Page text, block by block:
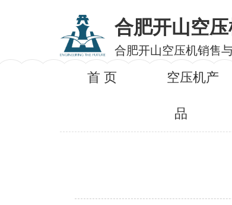
合肥开山空
合肥开山空压机销售
首 页 空压机产
品